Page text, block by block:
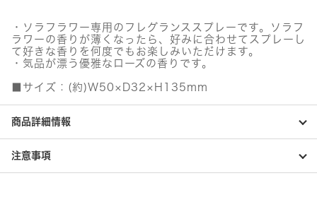
リ
フ
レ
ッ
ャ
ス
ト
プ
レ
シ
・ソラフラワー専用のフレグランススプレーです。ソラフ
ラワーの香りが薄くなったら、好みに合わせてスプレーし
て好きな香りを何度でもお楽しみいただけます。
・気品が漂う優雅なローズの香りです。
■サイズ：(約)W50×D32×H135mm
商品詳細情報
注意事項